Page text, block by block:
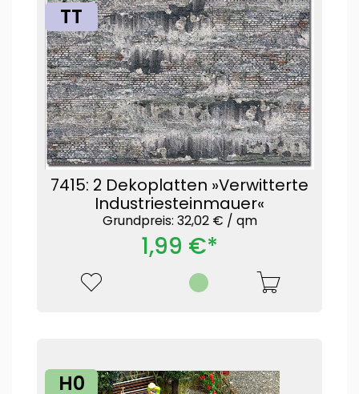
TT
7415: 2 Dekoplatten »Verwitterte
Industriesteinmauer«
Grundpreis: 32,02 € / qm
1,99 €*
H0